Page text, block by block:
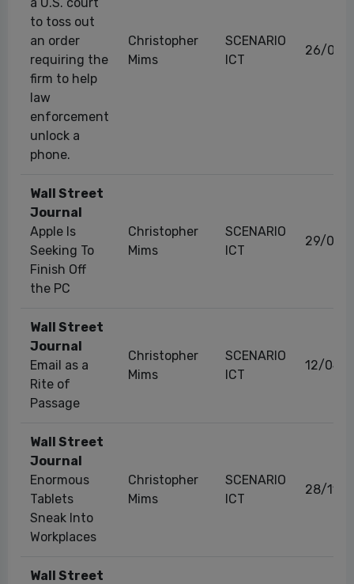
to toss out
an order
requiring the
firm to help
law
enforcement
unlock a
phone.
Christopher
Mims
SCENARIO
ICT
26/02/
Wall Street
Journal
Apple Is
Seeking To
Finish Off
the PC
Christopher
Mims
SCENARIO
ICT
29/03/
Wall Street
Journal
Email as a
Rite of
Passage
Christopher
Mims
SCENARIO
ICT
12/04/
Wall Street
Journal
Enormous
Tablets
Sneak Into
Workplaces
Christopher
Mims
SCENARIO
ICT
28/11/
Wall Street